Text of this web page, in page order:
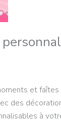
et
des
à